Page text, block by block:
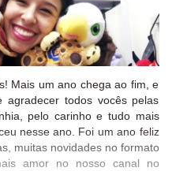
Mais um ano chega ao fim, e
agradecer todos vocês pelas
pelo carinho e tudo mais
nesse ano. Foi um ano feliz
muitas novidades no formato
amor no nosso canal no